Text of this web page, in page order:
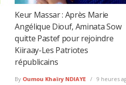
Keur Massar : Après Marie
Angélique Diouf, Aminata Sow
quitte Pastef pour rejoindre
Kiiraay-Les Patriotes
républicains
By Oumou Khaïry NDIAYE 9 heures